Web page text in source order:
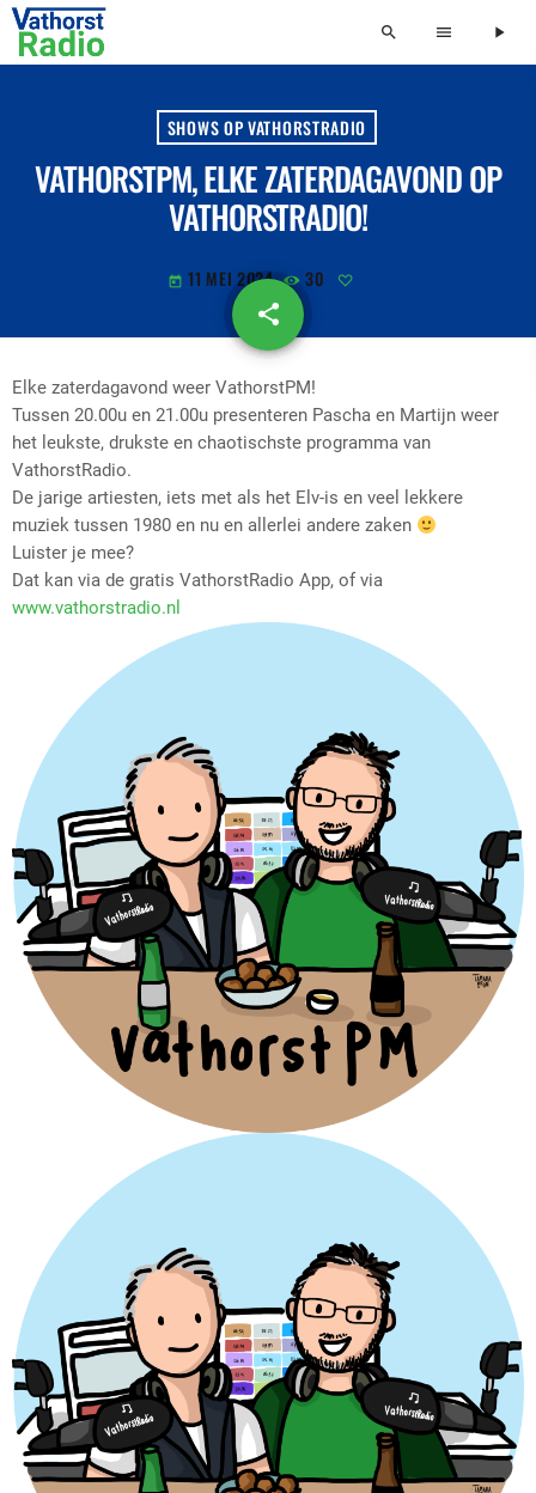
search menu play_arrow
SHOWS OP VATHORSTRADIO
VATHORSTPM, ELKE ZATERDAGAVOND OP
VATHORSTRADIO!
today 11 MEI 2024 30
share
email
Elke zaterdagavond weer VathorstPM!
Tussen 20.00u en 21.00u presenteren Pascha en Martijn weer
het leukste, drukste en chaotischste programma van
VathorstRadio.
De jarige artiesten, iets met als het Elv-is en veel lekkere
muziek tussen 1980 en nu en allerlei andere zaken
Luister je mee?
Dat kan via de gratis VathorstRadio App, of via
www.vathorstradio.nl